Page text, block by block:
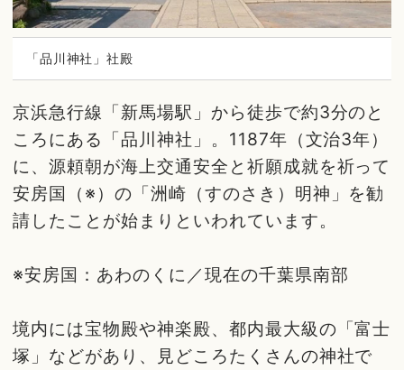
「品川神社」社殿
京浜急行線「新馬場駅」から徒歩で約3分のと
ころにある「品川神社」。1187年（文治3年）
に、源頼朝が海上交通安全と祈願成就を祈って
安房国（※）の「洲崎（すのさき）明神」を勧
請したことが始まりといわれています。
※安房国：あわのくに／現在の千葉県南部
境内には宝物殿や神楽殿、都内最大級の「富士
塚」などがあり、見どころたくさんの神社で